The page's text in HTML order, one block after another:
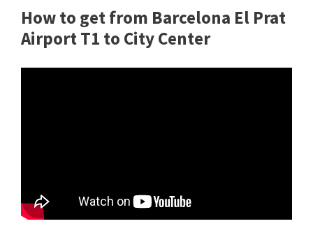
How to get from Barcelona El Prat
Airport T1 to City Center